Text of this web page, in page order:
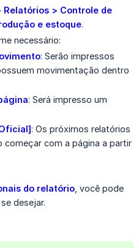
Relatórios > Controle de
e estoque.
necessário:
: Serão impressos
movimentação dentro
: Será impresso um
: Os próximos relatórios
começar com a página a partir
do relatório , você pode
desejar.